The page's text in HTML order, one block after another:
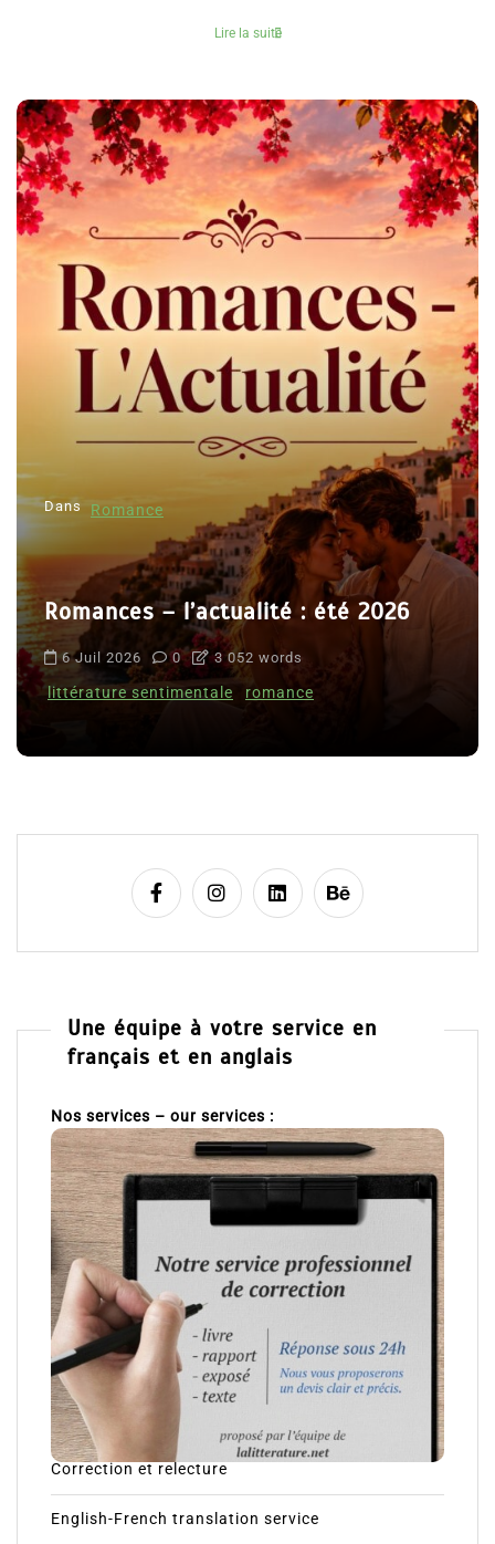
Lire la suite
Dans Romance
Romances – l’actualité : été 2026
6 Juil 2026 0 3 052 words
littérature sentimentale romance
Une équipe à votre service en
français et en anglais
Nos services – our services :
Correction et relecture
English-French translation service